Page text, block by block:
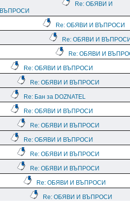
Re: ОБЯВИ И
ВЪПРОСИ
Re: ОБЯВИ И ВЪПРОСИ
Re: ОБЯВИ И
Re: ОБЯВИ И
Re: ОБЯВИ И ВЪПРОСИ
Re: ОБЯВИ И ВЪПРОСИ
Re: Бан за DOZNATEL
Re: ОБЯВИ И ВЪПРОСИ
Re: ОБЯВИ И ВЪПРОСИ
Re: ОБЯВИ И ВЪПРОСИ
Re: ОБЯВИ И ВЪПРОСИ
Re: ОБЯВИ И ВЪПРОСИ
Re: ОБЯВИ И ВЪПРОСИ
Re: ОБЯВИ И ВЪПРОСИ